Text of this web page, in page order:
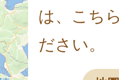
は、こち
ださい。